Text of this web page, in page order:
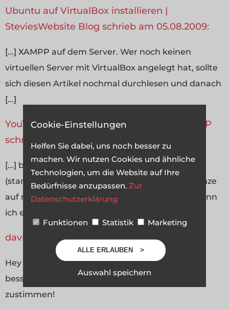
Ubuntu auf VirtualBox installieren |
SteviesWebsite Blog schrieb am 05.08.2009:
[...] XAMPP auf dem Server. Wer noch keinen
virtuellen Server mit VirtualBox angelegt hat, sollte
sich diesen Artikel nochmal durchlesen und danach
[...]
YouTube API &#8211; Videos suchen mit PHP
schrieb am 17.09.2009:
[...] bei manchen Webspace-Anbietern
(standardmäßig) ausgeschaltet. Ich hab das ganze
auf meinem Testsystem gemacht (deswegen kann
ich euch auch keine Testseite zur Verfügung [...]
david schrieb am 03.08.2010:
Hey find ich gut endlich mal wer der Virtuall Box
besser findet!! Da muss ich dir vollkommen
zustimmen!
Cookie-Einstellungen
Helfen Sie dabei, uns noch besser zu
machen. Wir nutzen Cookies und ähnliche
Technologien, um die Website auf Ihre
Bedürfnisse anzupassen. Zur
Datenschutzerklärung
Funktionen Statistik Marketing
ALLE ERLAUBEN
Auswahl speichern